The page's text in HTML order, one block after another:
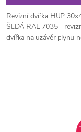
Revizní dvířka HUP
ŠEDÁ RAL 7035 -
dvířka na uzávěr plynu
prostor, kde je